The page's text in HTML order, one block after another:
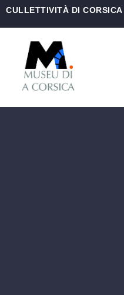
CULLETTIVITÀ DI CORSICA